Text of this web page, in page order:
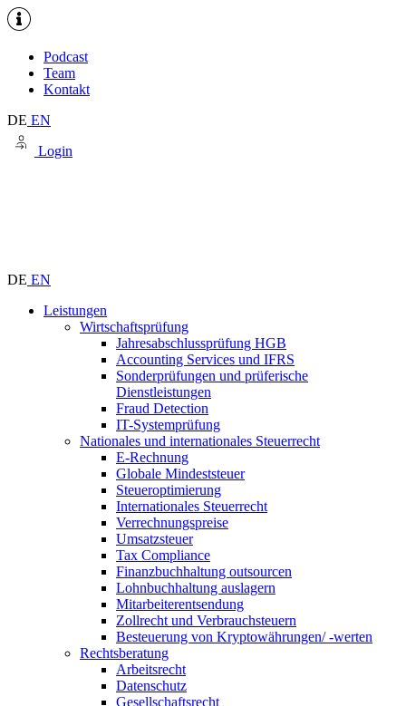
Podcast
Team
Kontakt
DE EN
Login
DE EN
Leistungen
Wirtschaftsprüfung
Jahresabschlussprüfung HGB
Accounting Services und IFRS
Sonderprüfungen und prüferische
Dienstleistungen
Fraud Detection
IT-Systemprüfung
Nationales und internationales Steuerrecht
E-Rechnung
Globale Mindeststeuer
Steueroptimierung
Internationales Steuerrecht
Verrechnungspreise
Umsatzsteuer
Tax Compliance
Finanzbuchhaltung outsourcen
Lohnbuchhaltung auslagern
Mitarbeiterentsendung
Zollrecht und Verbrauchsteuern
Besteuerung von Kryptowährungen/ -werten
Rechtsberatung
Arbeitsrecht
Datenschutz
Gesellschaftsrecht